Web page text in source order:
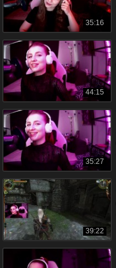
35:16
44:15
35:27
39:22